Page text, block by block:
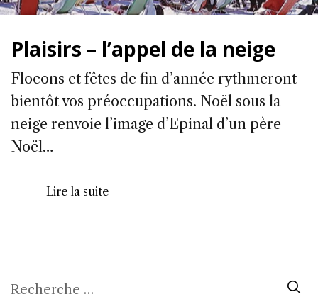
Plaisirs – l’appel de la neige
Flocons et fêtes de fin d’année rythmeront
bientôt vos préoccupations. Noël sous la
neige renvoie l’image d’Epinal d’un père
Noël…
Lire la suite